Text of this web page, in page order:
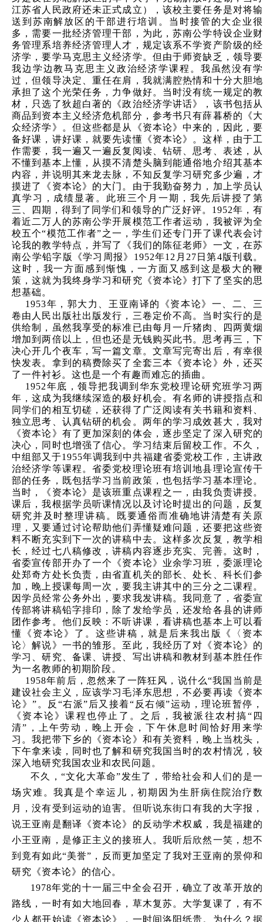
江苏省人民政府还未正式成立），该校主要任务是对将输
送到苏南解放区的干部进行培训。当时接管的大企业很
多，需要一批经济管理干部，为此，苏南公学特设企业财
务管理系培养经济管理人才，规定该系不学资产阶级的经
济学，要学马克思主义经济学。但由于师资缺乏，领导要
我边学边教马克思主义政治经济学课程。我虽然没有学
过，但领导决定、重任在肩，我就满腔热情和十分大胆地
承担了这个光荣任务，力争做好。当时没有统一规定的教
材，只选了狄超白著的《政治经济学讲话》，该书包括从
商品到资本主义经济危机部分，参考书只有薛暮桥的《大
众经济学》。但这些都是从《资本论》中来的，因此，要
备好课，讲好课，就要先读懂《资本论》。这样，由于工
作需要，我一遍又一遍反复阅读、钻研、思考、表述，从
不懂到基本上懂，从摸不清楚头脑到能通俗地介绍其基本
内容，并说明其来龙去脉，不知反复学习研究多少遍，才
摸进了《资本论》的大门。由于我勤奋努力，加上学员认
真学习，成绩显著。此班三个月一期，我先后讲授了第
三、四期，得到了同学们和领导的广泛好评。1952年，有
着近二万人的苏南公学开展模范工作者运动，我被评为全
校五个“模范工作者”之一，学生们还专门开了课代表会讨
论我的教学特点，并写了《我们的陈征老师》一文，在苏
南公学铅字版《学习周报》1952年12月27日第4版刊载。
这时，我一方面感到惭愧，一方面又感到这是极大的鞭
策，这就为我终身学习和研究《资本论》打下了坚实的思
想基础。
1953年，郭大力、王亚南译的《资本论》一、二、三
卷由人民出版社出版发行，三卷定价不高。当时实行的是
供给制，虽然我享受的标准已由每月一斤猪肉、四两黄烟
增加到两倍以上，但也还是无钱购买此书。思考再三，下
决心开几个夜车，写一篇文章。文章写完寄出后，有幸很
快发表。拿到的稿费除买了全套三本《资本论》外，还买
了一件衬衫。这也是一个有趣而难忘的插曲。
1952年底，领导把我调到华东党校理论研究班学习两
年，这成为我继续深造的极好机会。有名师的讲授指点和
同学们的相互切磋，还获得了广泛阅读有关书籍和资料、
独立思考、认真钻研的机会。两年的学习成效甚大，我对
《资本论》有了更加深刻的体会，逐步坚定了深入研究的
决心，同时也增强了信心。学习结束后留校工作。不久，
中组部又于1955年调我到中共福建省委党校工作，主讲政
治经济学等课程。省委党校理论班有培训地县理论宣传干
部的任务，既包括学习当前政策，也包括学习基本理论。
当时，《资本论》是该班重点课程之一，由我负责讲授。
课后，我根据学员听课情况以及讨论时提出的问题，反复
研究并及时整理讲稿。既要通俗而准确地讲清楚有关原
理，又要通过讨论帮助他们弄懂疑难问题，还要把这些资
料不断充实到下一次的讲稿中去。这样多次反复，教学相
长，经过七八稿修改，讲稿内容逐步充实、完善。这时，
省委宣传部开办了一个《资本论》业余学习班，委派理论
处郑奇方处长负责，由省直机关的部长、处长、科长们参
加，晚上授课每周一次，要我主讲其中的三分之二课程。
因学员经常公务外出，要求我发讲稿。我同意了，省委宣
传部将讲稿铅字排印，除了发给学员，还发给各县的讲师
团作参考。他们 反映：不听讲课，看讲稿也基本上可以看
懂《资本论》了。这些讲稿，就是后来我出版《〈资本
论〉解说》一书的雏形。至此，我经历了对《资本论》的
学习、研究、备课、讲授、写出讲稿和教材到基本胜任作
为一名教师的初期阶段。
1958年前后，忽然来了一阵狂风，说什么“我国当前是
建设社会主义，应该学习毛泽东思想，不必要再读《资本
论》”。反“右派”后又接着“反右倾”运动，理论班暂停，
《资本论》课程也停止了。之后，我被派往农村搞“四
清”，上午劳动，晚上开会，下午休息时间恰好用来学
习。我把带下乡的《资本论》和有关资料，晚上当枕头，
下午拿来读，同时也了解和研究我国当时的农村情况，较
深入地研究我国农业和农民问题。
不久，“文化大革命”发生了，带给社会和人们的是一
场灾难。我真是个幸运儿，初期因为生肝病住院治疗数
月，没有受到运动的迫害。但听说东街口有我的大字报，
说王亚南是翻译《资本论》的反动学术权威，我是福建的
小王亚南，是修正主义的接班人。我听后欣然一笑，想不
到竟有如此“美誉”，反而更加坚定了我对王亚南的景仰和
研究《资本论》的信心。
1978年党的十一届三中全会召开，确立了改革开放的
路线，一时有如大地回春，草木复苏。大学复课了，有不
少人都开始读《资本论》，一时间洛阳纸贵。为什么？据